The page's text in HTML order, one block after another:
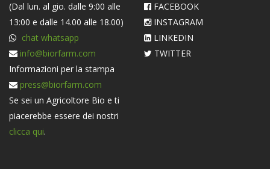
(Dal lun. al gio. dalle 9:00 alle
13:00 e dalle 14.00 alle 18.00)
chat whatsapp
info@biorfarm.com
Informazioni per la stampa
press@biorfarm.com
Se sei un Agricoltore Bio e ti
piacerebbe essere dei nostri
clicca qui.
FACEBOOK
INSTAGRAM
LINKEDIN
TWITTER